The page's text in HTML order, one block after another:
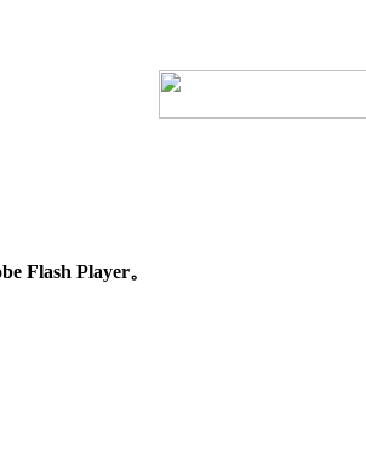
Flash Player。